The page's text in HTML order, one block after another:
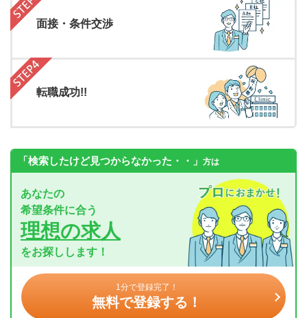
面接・条件交渉
転職成功!!
「検索したけど見つからなかった・・」 方は
あなたの
希望条件に合う
理想の求人
をお探しします！
1分で登録完了！
無料で登録する！